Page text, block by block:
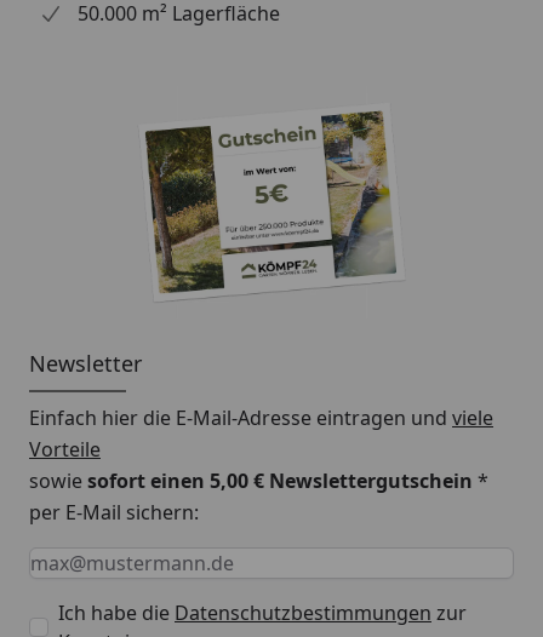
Montageanleitung
für Außensaunen mit 38 mm Wandstärke
Technische Daten
Karibu Saunafenster 122 x 42 cm rechteckig
für Außensaunen mit 38 mm Wandstärke
Technische Daten
50.000 m² Lagerfläche
Newsletter
Einfach hier die E-Mail-Adresse eintragen und viele
Vorteile
sowiesofort einen 5,00 € Newslettergutschein *
per E-Mail sichern:
Keine Eingabe erforderlich
Eingabe erforderlich
E-Mail *
Ich habe die Datenschutzbestimmungen zur